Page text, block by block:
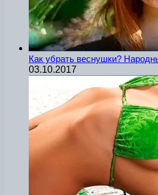
Как убрать веснушки?
03.10.2017